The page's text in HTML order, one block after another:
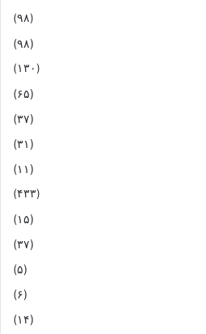
(۹۸)
(۹۸)
(۱۳۰)
(۶۵)
(۳۷)
(۳۱)
(۱۱)
(۴۳۳)
(۱۵)
(۳۷)
(۵)
(۶)
(۱۴)